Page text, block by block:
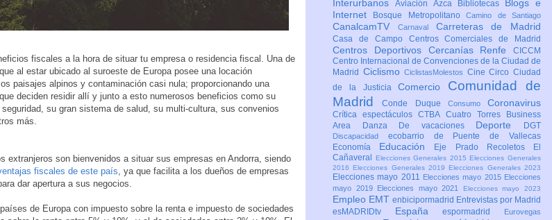
fiscales a la hora de situar tu empresa o residencia fiscal. Una de
al estar ubicado al suroeste de Europa posee una locación
paisajes alpinos y contaminación casi nula; proporcionando una
deciden residir allí y junto a esto numerosos beneficios como su
su gran sistema de salud, su multi-cultura, sus convenios
más.
extranjeros son bienvenidos a situar sus empresas en Andorra, siendo
fiscales de este país , ya que facilita a los dueños de empresas
dar apertura a sus negocios.
de Europa con impuesto sobre la renta e impuesto de sociedades
Interurbanos Aviación Azca Bibliotecas Blogs e
Internet
Bosque MetropolitanoCamino de Santiago
CanalcamTV Carnaval Carreteras de Madrid
Casa de Campo Centros Comerciales de Madrid
Centros Deportivos Cercanías Renfe CICCM
Centro Internacional de Convenciones de la Ciudad de
Madrid CiclismoCiclistasMolestos CineCircoCiudad
de la JusticiaComercio Comunidad de
MadridConde Duque Consumo Coronavirus
Crítica espectáculosCTBA Cuatro Torres Business
Area
Danza De vacaciones Deporte DGT
Discapacidad ecobarrio de Puente de Vallecas
Economía Educación Eje Prado Recoletos
El
Cañaveral
Elecciones Generales 2015 Elecciones Generales
2016 Elecciones Generales 2019 Elecciones Generales 2023
Elecciones mayo 2011 Elecciones mayo 2015 Elecciones
mayo 2019
Elecciones mayo 2021 Elecciones mayo 2023
Empleo EMT enbicipormadrid Entrevistas por Madrid
esMADRIDtv Españaespormadrid Eurovegas